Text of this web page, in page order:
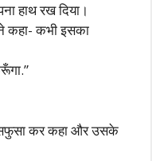
हाथ रख दिया।
कहा- कभी इसका
कर कहा और उसके